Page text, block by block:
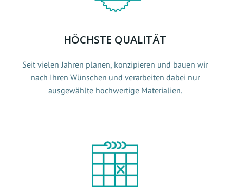
HÖCHSTE QUALITÄT
Seit vielen Jahren planen, konzipieren und bauen wir
nach Ihren Wünschen und verarbeiten dabei nur
ausgewählte hochwertige Materialien.